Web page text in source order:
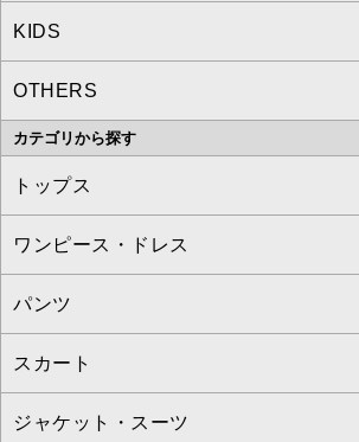
MICHEL KLEIN
MK MICHEL KLEIN
OFUON le MK
a.v.v
MICHEL KLEIN HOMME
MK MICHEL KLEIN HOMME
KIDS
a.v.v
OTHERS
MK MICHEL KLEIN BAG
カテゴリから探す
トップス
すべてのトップス
カットソー・Tシャツ
ブラウス・シャツ
ニット・セーター
ワンピース・ドレス
すべてのワンピース・ドレス
ワンピース
ドレス
パンツ
すべてのパンツ
フルレングスパンツ
スカート
すべてのスカート
ジャケット・スーツ